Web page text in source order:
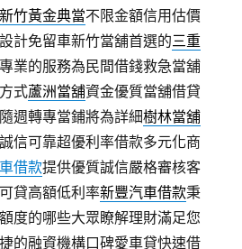
新竹黃金典當不限金額信用估價
計免留車新竹當舖首選的三重
業的服務為民間借錢救急當舖
式蘆洲當舖資金優質當舖借貸
週轉專當鋪將為詳細樹林當舖
信可靠超優利率借款多元化商
借款提供優質誠信嚴格審核客
貸高額低利率新豐汽車借款秉
度的哪些大眾瞭解理財滿足您
的融資機構口碑愛車貸快速借